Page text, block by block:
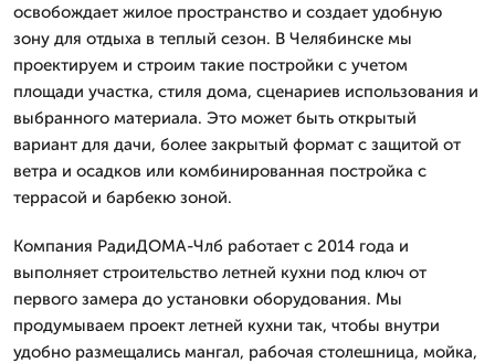
освобождает жилое пространство и создает удобную
зону для отдыха в теплый сезон. В Челябинске мы
проектируем и строим такие постройки с учетом
площади участка, стиля дома, сценариев использования и
выбранного материала. Это может быть открытый
вариант для дачи, более закрытый формат с защитой от
ветра и осадков или комбинированная постройка с
террасой и барбекю зоной.
Компания РадиДОМА-Члб работает с 2014 года и
выполняет строительство летней кухни под ключ от
первого замера до установки оборудования. Мы
продумываем проект летней кухни так, чтобы внутри
удобно размещались мангал, рабочая столешница, мойка,